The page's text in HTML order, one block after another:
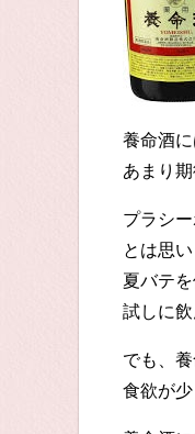
養命酒に
あまり
プラシ
とは思い
夏バテ
試しに飲
でも、
食欲が少